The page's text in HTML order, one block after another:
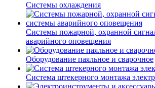
Системы охлаждения
Системы пожарной, охранной
аварийного оповещения
Оборудование паяльное и сварочное
Система штекерного монтажа